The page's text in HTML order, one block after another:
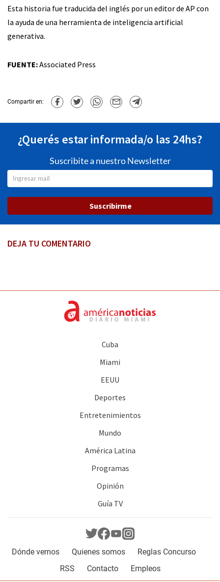
Esta historia fue traducida del inglés por un editor de AP con
la ayuda de una herramienta de inteligencia artificial
generativa.
FUENTE:Associated Press
Compartir en:
¿Querés estar informada/o las 24hs?
Suscribite a nuestro Newsletter
Suscribirme
DEJA TU COMENTARIO
Cuba
Miami
EEUU
Deportes
Entretenimientos
Mundo
América Latina
Programas
Opinión
Guía TV
Dónde vernos Quienes somos
Reglas Concurso
RSS
Contacto Empleos